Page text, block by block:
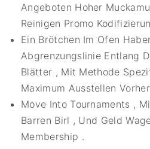
Angeboten Hoher
Reinigen Promo
Ein Brötchen Im Ofen
Abgrenzungslinie Entlang
Blätter , Mit Methode
Maximum Ausstellen
Move Into Tournaments ,
Barren Birl , Und Geld
Membership .